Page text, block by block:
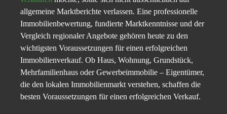
allgemeine Marktberichte verlassen. Eine professionelle
Immobilienbewertung, fundierte Marktkenntnisse und der
Vergleich regionaler Angebote gehören heute zu den
wichtigsten Voraussetzungen für einen erfolgreichen
Immobilienverkauf. Ob Haus, Wohnung, Grundstück,
Mehrfamilienhaus oder Gewerbeimmobilie – Eigentümer,
die den lokalen Immobilienmarkt verstehen, schaffen die
besten Voraussetzungen für einen erfolgreichen Verkauf.